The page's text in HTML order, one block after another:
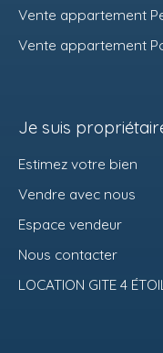
Vente appartement
Vente appartement
Je suis
Estimez votre bien
Vendre avec nous
Espace vendeur
Nous contacter
LOCATION GITE 4